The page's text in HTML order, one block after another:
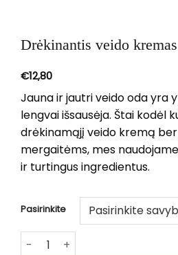
Drėkinantis veido kremas
€12,80
Jauna ir jautri veido oda yra
lengvai išsausėja. Štai kodėl
drėkinamąjį veido kremą
mergaitėms, mes
ir turtingus ingredientus.
Pasirinkite
produkto kiekis: Drėkinantis